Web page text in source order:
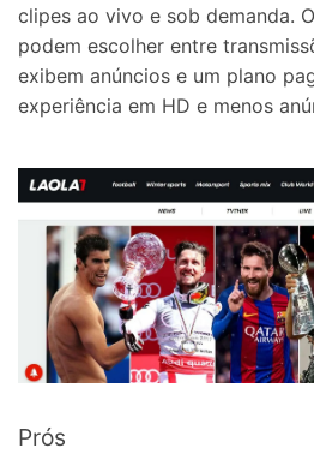
clipes ao vivo e sob demanda.
podem escolher entre
exibem anúncios e um plano
experiência em HD e menos
Prós